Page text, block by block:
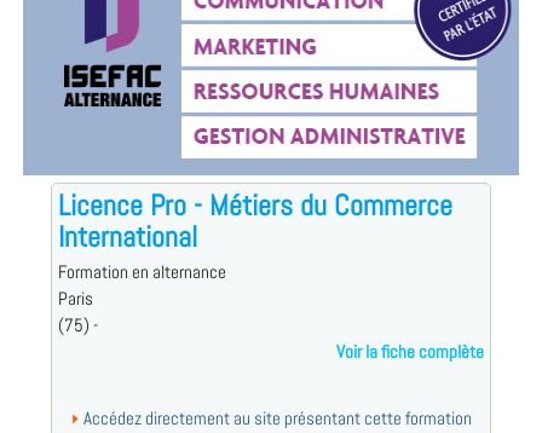
Licence Pro - Métiers du Commerce
International
Formation en alternance
Paris
(75) -
Voir la fiche complète
Accédez directement au site présentant cette formation